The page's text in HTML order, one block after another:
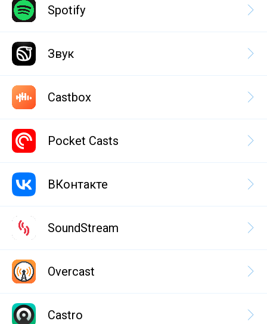
Spotify
Звук
Castbox
Pocket Casts
ВКонтакте
SoundStream
Overcast
Castro